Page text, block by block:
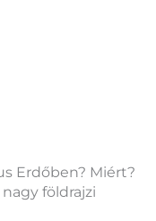
Erdőben? Miért?
földrajzi